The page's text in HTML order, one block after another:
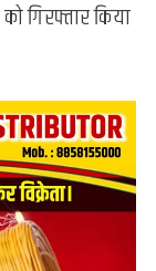
गिरफ्तार किया